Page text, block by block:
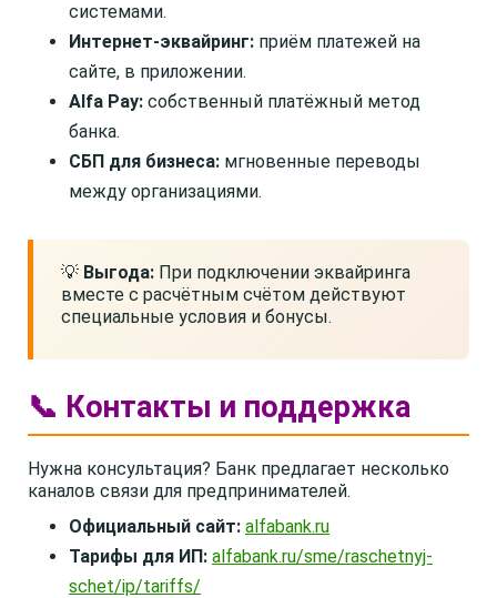
системами.
Интернет-эквайринг: приём платежей на
сайте, в приложении.
Alfa Pay: собственный платёжный метод
банка.
СБП для бизнеса: мгновенные переводы
между организациями.
💡 Выгода: При подключении эквайринга
вместе с расчётным счётом действуют
специальные условия и бонусы.
📞 Контакты и поддержка
Нужна консультация? Банк предлагает несколько
каналов связи для предпринимателей.
Официальный сайт: alfabank.ru
Тарифы для ИП: alfabank.ru/sme/raschetnyj-
schet/ip/tariffs/